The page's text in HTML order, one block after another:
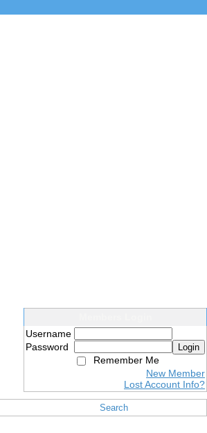
Username
Password
Login
Remember Me
New Member
Lost Account Info?
Search